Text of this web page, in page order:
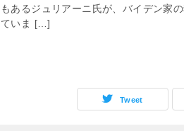
もあるジュリアーニ氏が、バイデン家
ていま […]
Tweet